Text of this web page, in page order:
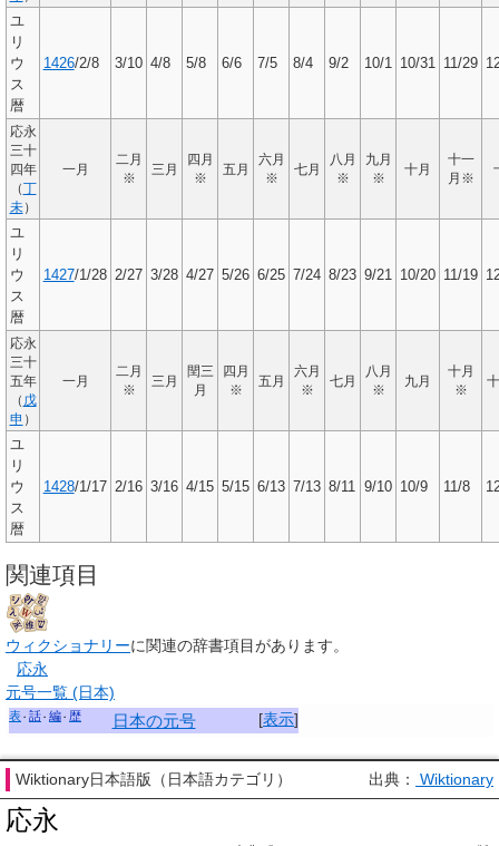
ユ
リ
ウ
ス
暦
1426/2/8 3/10 4/8 5/8 6/6 7/5 8/4 9/2 10/1 10/31 11/29
応永
三十
四年
（丁
未）
一月
二月
※
三月
四月
※
五月
六月
※
七月
八月
※
九月
※
十月
十一
月※
ユ
リ
ウ
ス
暦
1427/1/28 2/27 3/28 4/27 5/26 6/25 7/24 8/23 9/21 10/20 11/19
応永
三十
五年
（ 戊
申 ）
一月
二月
※
三月
閏三
月
四月
※
五月
六月
※
七月
八月
※
九月
十月
※
ユ
リ
ウ
ス
暦
1428/1/17 2/16 3/16 4/15 5/15 6/13 7/13 8/11 9/10 10/9 11/8
関連項目
ウィクショナリーに関連の辞書項目があります。
応永
元号一覧 (日本)
[表示]
表 話 編 歴 日本の元号
Wiktionary日本語版（日本語カテゴリ） 出典： Wiktionary
応永